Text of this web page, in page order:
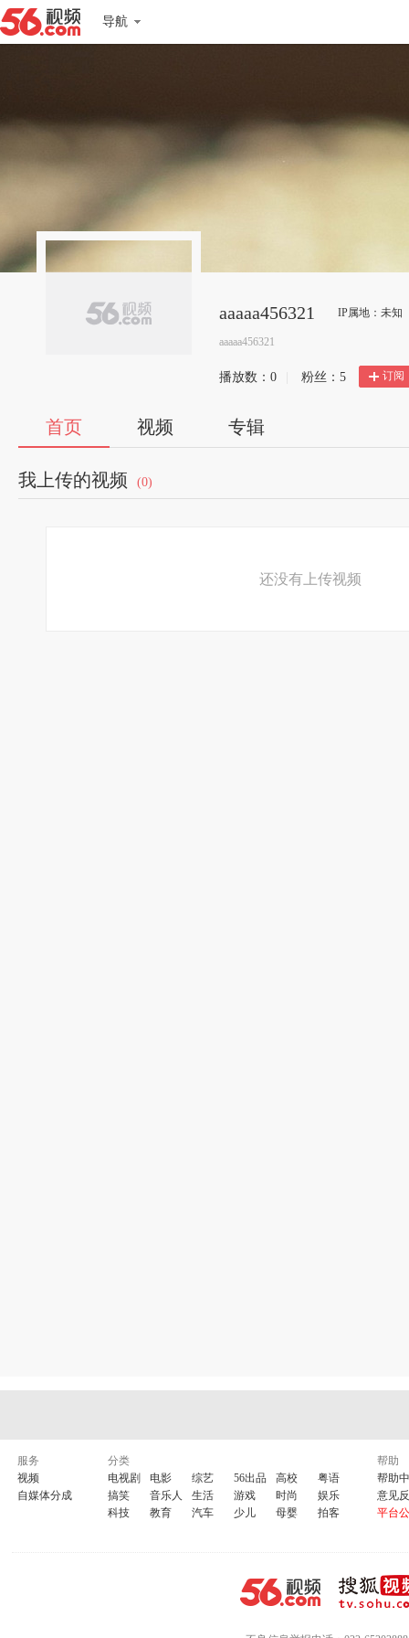
导航
aaaaa456321 IP属地：未知
aaaaa456321
播放数： 0 粉丝： 5 订阅
首页 视频 专辑
我上传的视频 (0)
还没有上传视频
服务
视频
自媒体分成
分类
电视剧
电影 综艺 56出品 高校
粤语
搞笑
音乐人 生活 游戏 时尚
娱乐
科技
教育 汽车 少儿 母婴 拍客
帮助
帮助
意见
平台